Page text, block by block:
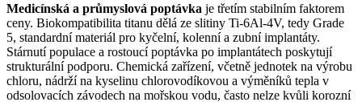
Medicínská a průmyslová poptávka je třetím stabilním faktorem
ceny. Biokompatibilita titanu dělá ze slitiny Ti-6Al-4V, tedy Grade
5, standardní materiál pro kyčelní, kolenní a zubní implantáty.
Stárnutí populace a rostoucí poptávka po implantátech poskytují
strukturální podporu. Chemická zařízení, včetně jednotek na výrobu
chloru, nádrží na kyselinu chlorovodíkovou a výměníků tepla v
odsolovacích závodech na mořskou vodu, často nelze kvůli korozní